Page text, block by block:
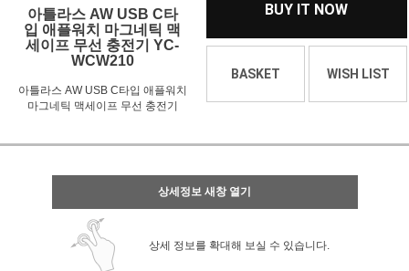
아틀라스 AW USB C타
입 애플워치 마그네틱 맥
세이프 무선 충전기 YC-
WCW210
아틀라스 AW USB C타입 애플워치
마그네틱 맥세이프 무선 충전기
BUY IT NOW
BASKET WISH LIST
상세정보 새창 열기
상세 정보를 확대해 보실 수 있습니다.